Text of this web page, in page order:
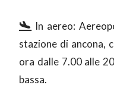
In aereo:
stazione di ancona,
ora dalle 7.00 alle
bassa.